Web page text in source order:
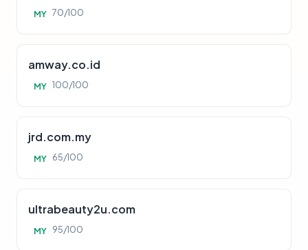
MY 70/100
amway.co.id
MY 100/100
jrd.com.my
MY 65/100
ultrabeauty2u.com
MY 95/100